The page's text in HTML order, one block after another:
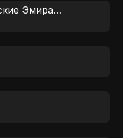
Объединённые Арабские Эмираты